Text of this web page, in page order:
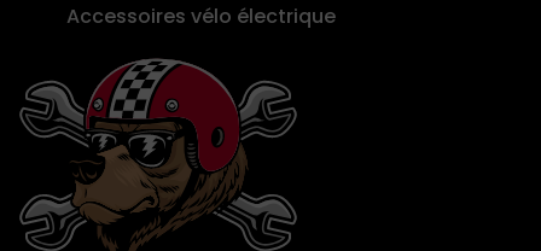
Accessoires vélo électrique